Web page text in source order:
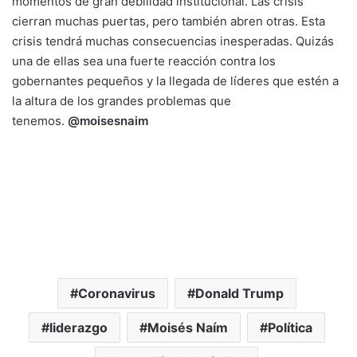
cierran muchas puertas, pero también abren otras. Esta
crisis tendrá muchas consecuencias inesperadas. Quizás
una de ellas sea una fuerte reacción contra los
gobernantes pequeños y la llegada de líderes que estén a
la altura de los grandes problemas que
tenemos. @moisesnaim
Coronavirus Donald Trump
liderazgo Moisés Naím Política